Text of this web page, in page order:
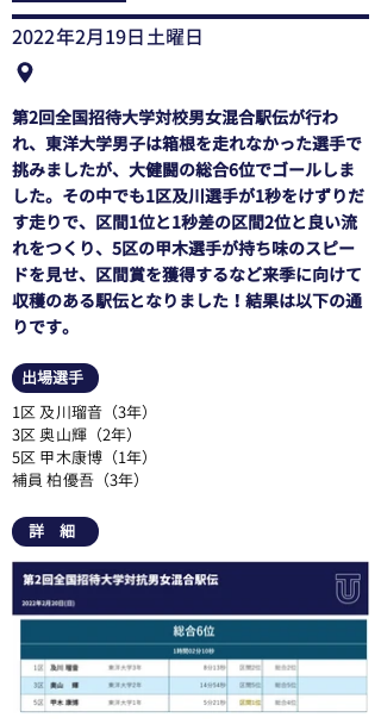
2022年2月19日土曜日
第2回全国招待大学対校男女混合駅伝が行わ
れ、東洋大学男子は箱根を走れなかった選手で
挑みましたが、大健闘の総合6位でゴールしま
した。その中でも1区及川選手が1秒をけずりだ
す走りで、区間1位と1秒差の区間2位と良い流
れをつくり、5区の甲木選手が持ち味のスピー
ドを見せ、区間賞を獲得するなど来季に向けて
収穫のある駅伝となりました！結果は以下の通
りです。
出場選手
1区 及川瑠音（3年）
3区 奥山輝（2年）
5区 甲木康博（1年）
補員 柏優吾（3年）
詳 細